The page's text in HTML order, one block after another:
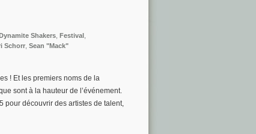
Shakers Festival
Schorr Sean "Mack"
! Et les premiers noms de la
sont à la hauteur de l’événement.
pour découvrir des artistes de talent,